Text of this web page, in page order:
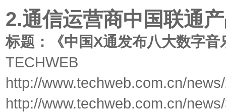
2.通信运营商中国联通
标题：《中国X通发布八大数字
TECHWEB
http://www.techweb.com.cn/
http://www.techweb.com.cn/